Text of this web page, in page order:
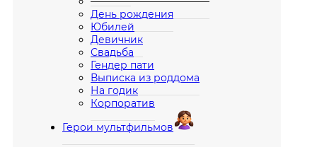
День рождения
Юбилей
Девичник
Свадьба
Гендер пати
Выписка из роддома
На годик
Корпоратив
Герои мультфильмов